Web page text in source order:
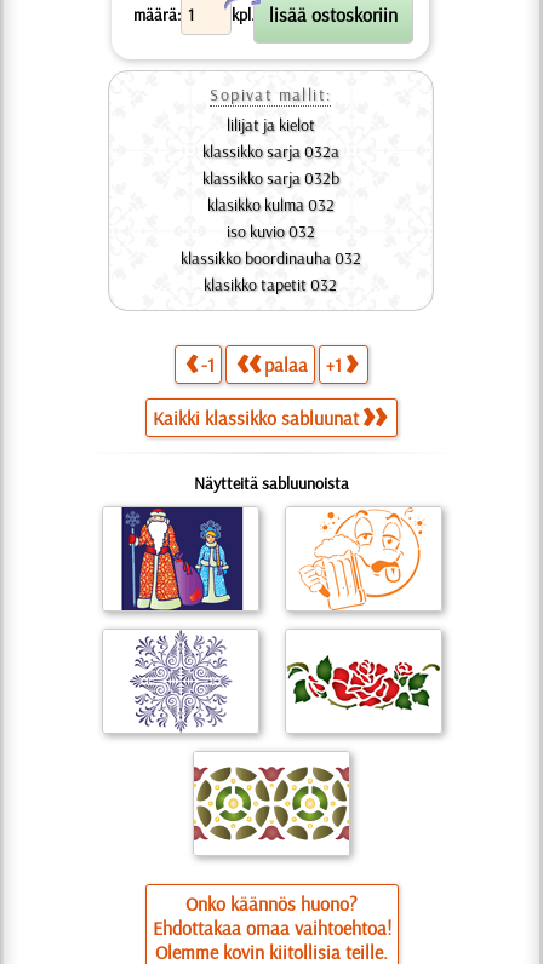
määrä: kpl.
X
Sopivat mallit:
lilijat ja kielot
klassikko sarja 032a
klassikko sarja 032b
klasikko kulma 032
iso kuvio 032
klassikko boordinauha 032
klasikko tapetit 032
-1 palaa +1
Kaikki klassikko sabluunat
Näytteitä sabluunoista
Onko käännös huono?
Ehdottakaa omaa vaihtoehtoa!
Olemme kovin kiitollisia teille.